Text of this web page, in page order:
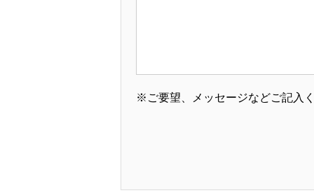
※ご要望、メッセージなどご記入